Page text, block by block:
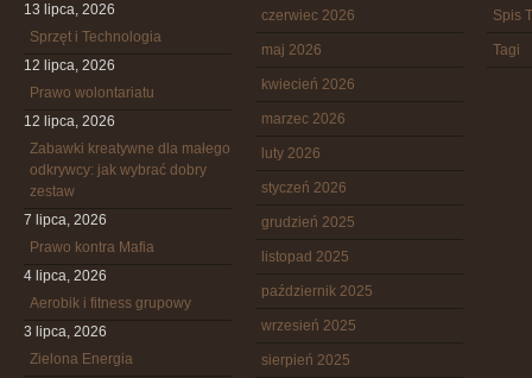
13 lipca, 2026
Sprzęt i Technologia
12 lipca, 2026
Prawo wolontariatu
12 lipca, 2026
Zabawki kreatywne dla małego
odkrywcy: jak wybrać dobry
zestaw
7 lipca, 2026
Prawo kontra Mafia
4 lipca, 2026
Aerobik i fitness grupowy
3 lipca, 2026
Zielona Energia
czerwiec 2026
maj 2026
kwiecień 2026
marzec 2026
luty 2026
styczeń 2026
grudzień 2025
listopad 2025
październik 2025
wrzesień 2025
sierpień 2025
Spis
Tagi